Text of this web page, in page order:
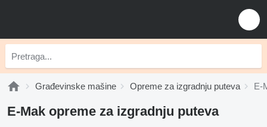
Građevinske mašine Opreme za izgradnju puteva E-
E-Mak opreme za izgradnju puteva